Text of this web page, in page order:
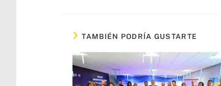
TAMBIÉN PODRÍA GUSTARTE